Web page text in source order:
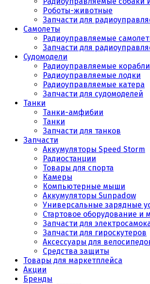
Роботы-животные
Запчасти для
Самолеты
Радиоуправляемые
Запчасти для
Судомодели
Радиоуправляемые корабли
Радиоуправляемые лодки
Радиоуправляемые катера
Запчасти для судомоделей
Танки
Танки-амфибии
Танки
Запчасти для танков
Запчасти
Аккумуляторы Speed Storm
Радиостанции
Товары для спорта
Камеры
Компьютерные мыши
Аккумуляторы Sunpadow
Универсальные зарядные
Стартовое оборудование и
Запчасти для
Запчасти для гироскутеров
Аксессуары для
Средства защиты
Товары для маркетплейса
Акции
Бренды